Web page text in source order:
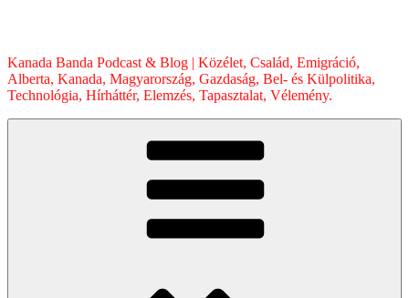
Kanada Banda Podcast & Blog | Közélet, Család, Emigráció,
Alberta, Kanada, Magyarország, Gazdaság, Bel- és Külpolitika,
Technológia, Hírháttér, Elemzés, Tapasztalat, Vélemény.